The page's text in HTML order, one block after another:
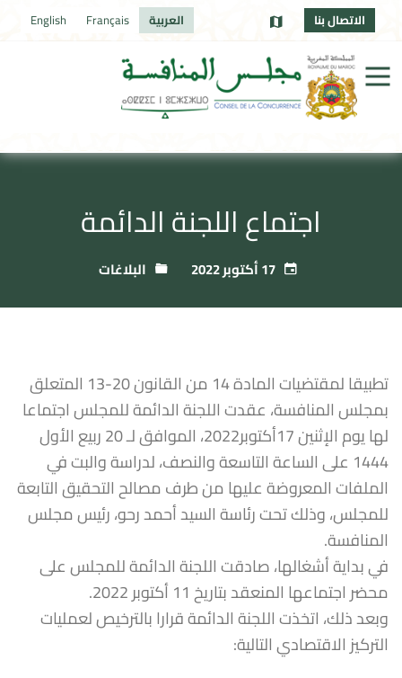
الاتصال بنا العربية Français
English
اجتماع اللجنة الدائمة
البلاغات
تطبيقا لمقتضيات المادة 14 من القانون 20-13 المتعلق
بمجلس المنافسة، عقدت اللجنة الدائمة للمجلس اجتماعا
لها يوم الإثنين 17أكتوبر2022، الموافق لـ 20 ربيع الأول
1444 على الساعة التاسعة والنصف، لدراسة والبت في
الملفات المعروضة عليها من طرف مصالح التحقيق التابعة
للمجلس، وذلك تحت رئاسة السيد أحمد رحو، رئيس مجلس
المنافسة.
في بداية أشغالها، صادقت اللجنة الدائمة للمجلس على
محضر اجتماعها المنعقد بتاريخ 11 أكتوبر 2022.
وبعد ذلك، اتخذت اللجنة الدائمة قرارا بالترخيص لعمليات
التركيز الاقتصادي التالية: